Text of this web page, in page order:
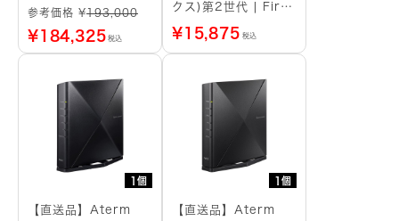
参考価格 ¥193,000
¥184,325 税込
クス)第2世代 | Fire
TV Stick史上最もパ
ワフル | ストリーミ
¥15,875 税込
1個
【直送品】Aterm
1個
【直送品】Aterm